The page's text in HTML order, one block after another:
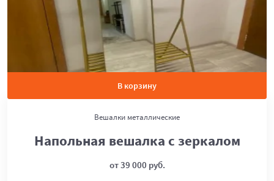
В корзину
Вешалки металлические
Напольная вешалка с зеркалом
от 39 000 руб.